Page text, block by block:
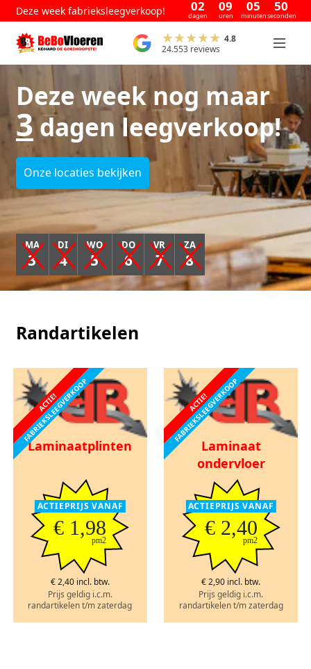
Deze week fabrieksleegverkoop! 02
dagen
09
uren
05
minuten
50
seconden
4.8
24.553 reviews
Deze week nog maar
3dagen leegverkoop!
Onze locaties bekijken
MA
3
DI
4
WO
5
DO
6
VR
7
ZA
8
Randartikelen
ACTIE!
FABRIEKSLEEGVERKOOP
Laminaatplinten
ACTIEPRIJS VANAF
€ 1,98
pm2
€ 2,40 incl. btw.
Prijs geldig i.c.m.
randartikelen t/m zaterdag
ACTIE!
FABRIEKSLEEGVERKOOP
Laminaat
ondervloer
ACTIEPRIJS VANAF
€ 2,40
pm2
€ 2,90 incl. btw.
Prijs geldig i.c.m.
randartikelen t/m zaterdag